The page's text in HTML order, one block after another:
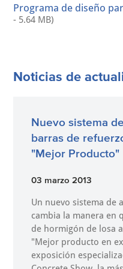
Programa de diseño
- 5.64 MB)
Noticias de
Nuevo sistema
barras de
"Mejor Producto"
03 marzo 2013
Un nuevo sistema de
cambia la manera en
de hormigón de losa
"Mejor producto en
exposición